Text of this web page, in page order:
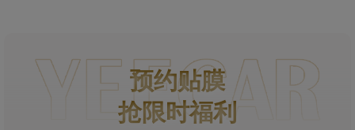
预约贴膜
抢限时福利